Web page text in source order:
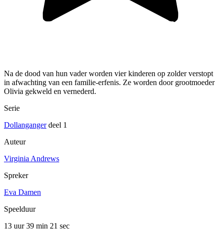
Na de dood van hun vader worden vier kinderen op zolder verstopt
in afwachting van een familie-erfenis. Ze worden door grootmoeder
Olivia gekweld en vernederd.
Serie
Dollangangerdeel 1
Auteur
Virginia Andrews
Spreker
Eva Damen
Speelduur
13 uur 39 min 21 sec